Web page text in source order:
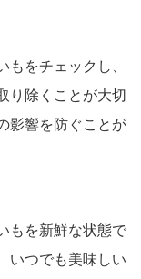
をチェックし、
り除くことが大切
影響を防ぐことが
もを新鮮な状態で
いつでも美味しい